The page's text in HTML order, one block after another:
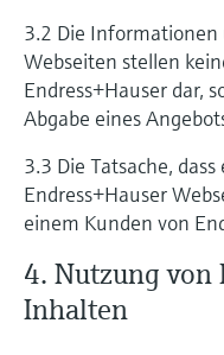
3.2 Die Informationen
Webseiten stellen
Endress+Hauser dar,
Abgabe eines
3.3 Die Tatsache,
Endress+Hauser
einem Kunden von
4. Nutzung
Inhalten